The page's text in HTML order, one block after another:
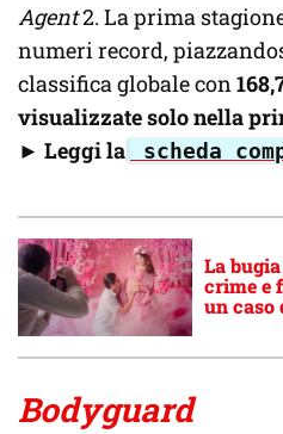
Agent2. La prima
numeri record,
classifica globale con
visualizzate solo nella
► Leggi la scheda
La
crime e
un caso
Bodyguard